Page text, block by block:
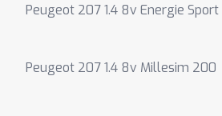
Peugeot 207 1.4 8v Energie
Peugeot 207 1.4 8v Millesim 200